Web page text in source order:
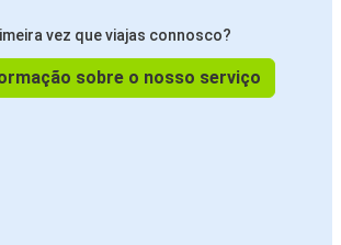
vez que viajas connosco?
sobre o nosso serviço